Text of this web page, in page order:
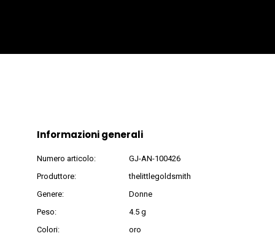
Informazioni generali
Numero articolo:
GJ-AN-100426
Produttore:
thelittlegoldsmith
Genere:
Donne
Peso:
4.5 g
Colori:
oro